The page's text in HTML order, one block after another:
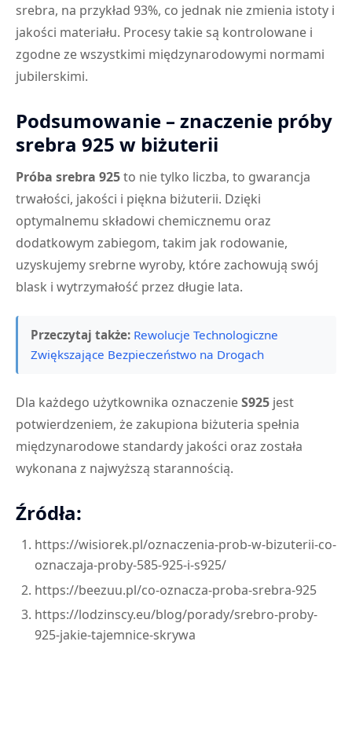
srebra, na przykład 93%, co jednak nie zmienia istoty i
jakości materiału. Procesy takie są kontrolowane i
zgodne ze wszystkimi międzynarodowymi normami
jubilerskimi.
Podsumowanie – znaczenie próby
srebra 925 w biżuterii
Próba srebra 925to nie tylko liczba, to gwarancja
trwałości, jakości i piękna biżuterii. Dzięki
optymalnemu składowi chemicznemu oraz
dodatkowym zabiegom, takim jak rodowanie,
uzyskujemy srebrne wyroby, które zachowują swój
blask i wytrzymałość przez długie lata.
Przeczytaj także: Rewolucje Technologiczne
Zwiększające Bezpieczeństwo na Drogach
Dla każdego użytkownika oznaczenieS925 jest
potwierdzeniem, że zakupiona biżuteria spełnia
międzynarodowe standardy jakości oraz została
wykonana z najwyższą starannością.
Źródła:
https://wisiorek.pl/oznaczenia-prob-w-bizuterii-co-
oznaczaja-proby-585-925-i-s925/
https://beezuu.pl/co-oznacza-proba-srebra-925
https://lodzinscy.eu/blog/porady/srebro-proby-
925-jakie-tajemnice-skrywa